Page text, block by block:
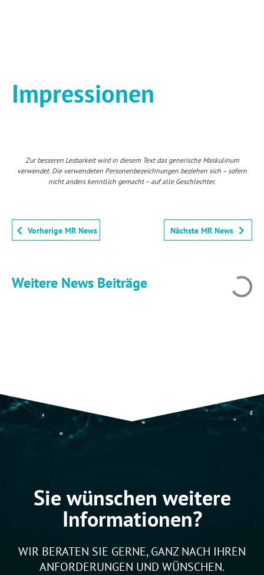
Impressionen
Zur besseren Lesbarkeit wird in diesem Text das generische Maskulinum
verwendet. Die verwendeten Personenbezeichnungen beziehen sich – sofern
nicht anders kenntlich gemacht – auf alle Geschlechter.
Vorherige MR News Nächste MR News
Weitere News Beiträge
Sie wünschen weitere
Informationen?
WIR BERATEN SIE GERNE, GANZ NACH IHREN
ANFORDERUNGEN UND WÜNSCHEN.